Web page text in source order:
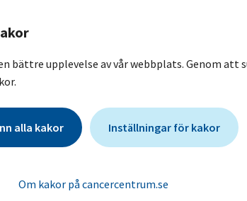
att optimera
För FISH-analys
för att upptäcka
bortfall av
den cytologiska
Vid klinisk misstanke
analys, liksom vid
förekomst av maligna
bättre upplevelse av vår webbplats. Genom att
alla kakor Inställningar för kakor
Om kakor på cancercentrum.se